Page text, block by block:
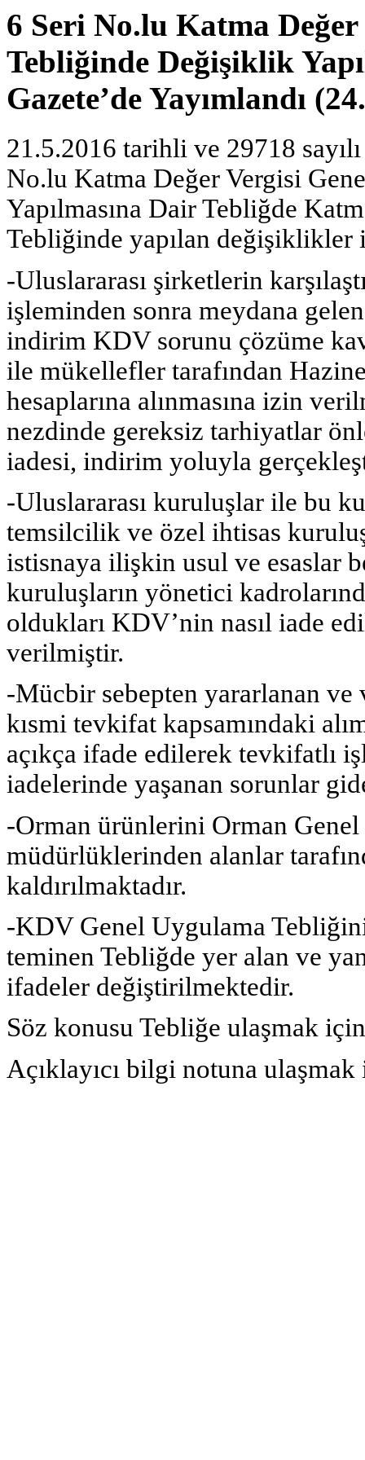
6 Seri No.lu Katma
Tebliğinde Değişiklik
Gazete’de Yayımlandı
21.5.2016 tarihli ve 29718
No.lu Katma Değer Vergisi
Yapılmasına Dair Tebliğde
Tebliğinde yapılan değişiklikler
-Uluslararası şirketlerin
işleminden sonra meydana
indirim KDV sorunu çözüme
ile mükellefler tarafından
hesaplarına alınmasına izin
nezdinde gereksiz tarhiyatlar
iadesi, indirim yoluyla
-Uluslararası kuruluşlar ile bu
temsilcilik ve özel ihtisas
istisnaya ilişkin usul ve esaslar
kuruluşların yönetici
oldukları KDV’nin nasıl iade
verilmiştir.
-Mücbir sebepten yararlanan
kısmi tevkifat kapsamındaki
açıkça ifade edilerek tevkifatlı
iadelerinde yaşanan sorunlar
-Orman ürünlerini Orman
müdürlüklerinden alanlar
kaldırılmaktadır.
-KDV Genel Uygulama
teminen Tebliğde yer alan ve
ifadeler değiştirilmektedir.
Söz konusu Tebliğe ulaşmak
Açıklayıcı bilgi notuna